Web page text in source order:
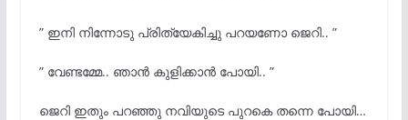
” ഇനി നിന്നോടു പ്രിത്യേകിച്ചു പറയണോ ജെറി.. ”
” വേണ്ടമ്മേ.. ഞാൻ കുളിക്കാൻ പോയി.. ”
ജെറി ഇതും പറഞ്ഞു നവിയുടെ പുറകെ തന്നെ പോയി…